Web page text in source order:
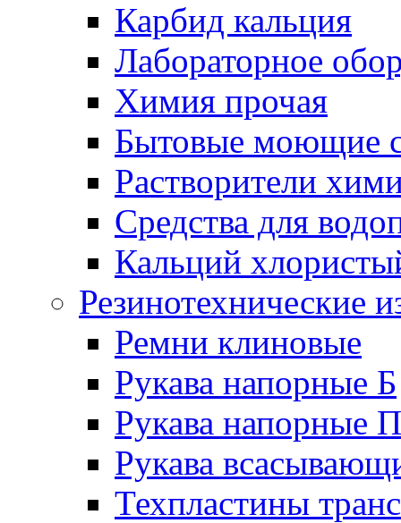
Карбид кальция
Лабораторное
Химия прочая
Бытовые моющие
Растворители
Средства для
Кальций
Резинотехнические
Ремни клиновые
Рукава напорные Б
Рукава напорные П
Рукава
Техпластины